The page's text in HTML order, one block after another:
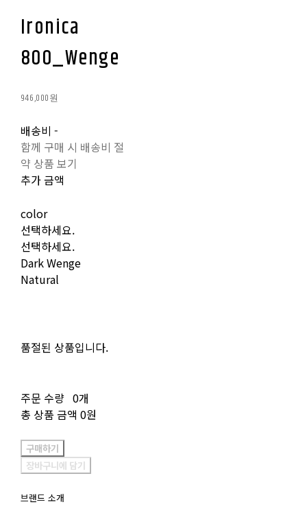
Ironica
800_Wenge
946,000원
배송비 -
함께 구매 시 배송비 절
약 상품 보기
추가 금액
color
선택하세요.
선택하세요.
Dark Wenge
Natural
품절된 상품입니다.
주문 수량 0개
총 상품 금액 0원
구매하기
장바구니에 담기
브랜드 소개